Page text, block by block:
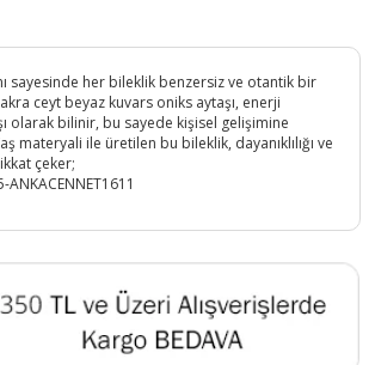
sayesinde her bileklik benzersiz ve otantik bir
ceyt beyaz kuvars oniks aytaşı, enerji
olarak bilinir, bu sayede kişisel gelişimine
materyali ile üretilen bu bileklik, dayanıklılığı ve
çeker;
ANKACENNET1611